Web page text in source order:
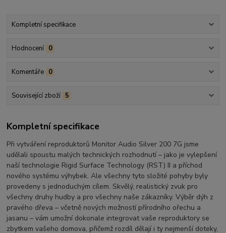
Kompletní specifikace
Hodnocení 0
Komentáře 0
Související zboží 5
Kompletní specifikace
Při vytváření reproduktorů Monitor Audio Silver 200 7G jsme
udělali spoustu malých technických rozhodnutí – jako je vylepšení
naší technologie Rigid Surface Technology (RST) II a příchod
nového systému výhybek. Ale všechny tyto složité pohyby byly
provedeny s jednoduchým cílem. Skvělý, realistický zvuk pro
všechny druhy hudby a pro všechny naše zákazníky. Výběr dýh z
pravého dřeva – včetně nových možností přírodního ořechu a
jasanu – vám umožní dokonale integrovat vaše reproduktory se
zbytkem vašeho domova, přičemž rozdíl dělají i ty nejmenší doteky,